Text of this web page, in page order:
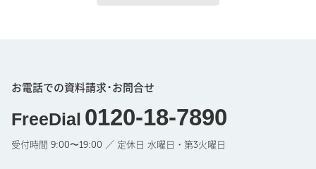
お電話での資料請求･お問合せ
FreeDial 0120-18-7890
受付時間 9:00〜19:00 ／ 定休日 水曜日・第3火曜日